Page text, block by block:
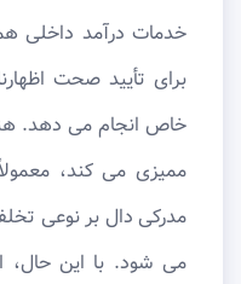
خدمات درآمد داخلی
برای تأیید صحت
خاص انجام می دهد.
ممیزی می کند،
مدرکی دال بر نوعی
می شود. با این حال،